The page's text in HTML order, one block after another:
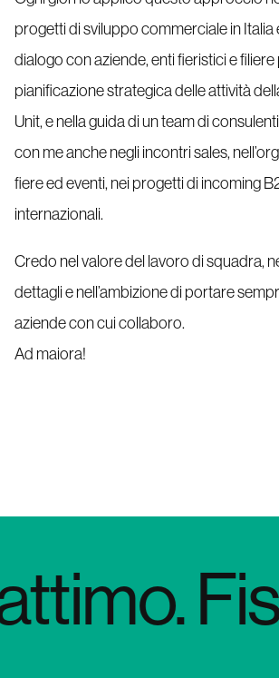
progetti di sviluppo commerciale in Italia
dialogo con aziende, enti fieristici e
pianificazione strategica delle attività
Unit, e nella guida di un team di
con me anche negli incontri sales,
fiere ed eventi, nei progetti di incoming
internazionali.
Credo nel valore del lavoro di squadra,
dettagli e nell’ambizione di portare
aziende con cui collaboro.
Ad maiora!